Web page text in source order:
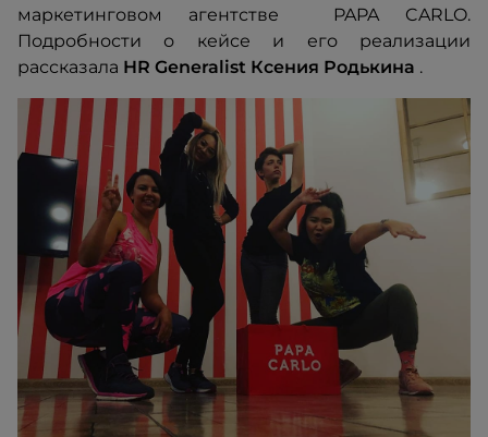
маркетинговом агентстве PAPA CARLO.
Подробности о кейсе и его реализации
рассказала HR Generalist Ксения Родькина .